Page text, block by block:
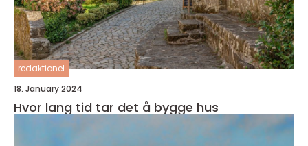
redaktionel
18. January 2024
Hvor lang tid tar det å bygge hus